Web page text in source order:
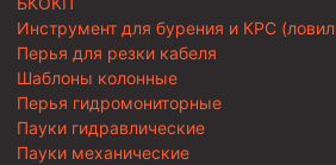
Инструмент для бурения и КРС
Перья для резки кабеля
Шаблоны колонные
Перья гидромониторные
Пауки гидравлические
Пауки механические